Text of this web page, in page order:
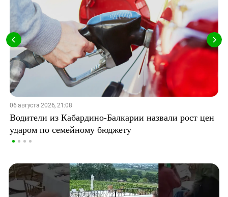
06 августа 2026, 21:08
Водители из Кабардино-Балкарии назвали рост цен
ударом по семейному бюджету